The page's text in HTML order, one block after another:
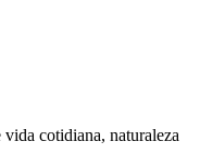
cotidiana, naturaleza